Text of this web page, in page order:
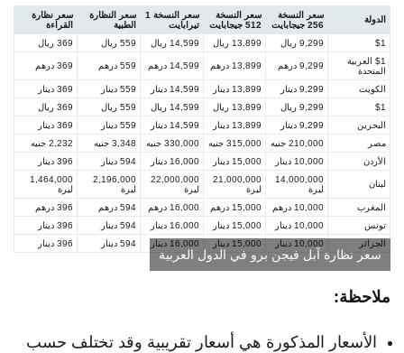
الدولة
سعر النسخة
256 جيجابايت
سعر النسخة
512 جيجابايت
سعر النسخة 1
تيرابايت
سعر النظارة
الطبية
سعر نظارة
القراءة
$1
9,299 ريال 13,899 ريال 14,599 ريال 559 ريال
369 ريال
$1 العربية
المتحدة
9,299 درهم 13,899 درهم 14,599 درهم 559 درهم 369 درهم
الكويت 9,299 دينار 13,899 دينار 14,599 دينار 559 دينار
369 دينار
$1
9,299 ريال 13,899 ريال 14,599 ريال 559 ريال
369 ريال
البحرين
9,299 دينار 13,899 دينار 14,599 دينار 559 دينار
369 دينار
مصر
210,000 جنيه 315,000 جنيه 330,000 جنيه 3,348 جنيه
2,232 جنيه
الأردن
10,000 دينار 15,000 دينار 16,000 دينار 594 دينار 396 دينار
لبنان
14,000,000
ليرة
21,000,000
ليرة
22,000,000
ليرة
2,196,000
ليرة
1,464,000
ليرة
المغرب
10,000 درهم 15,000 درهم 16,000 درهم 594 درهم
396 درهم
تونس
10,000 دينار 15,000 دينار 16,000 دينار 594 دينار
396 دينار
الجزائر
10,000 دينار 15,000 دينار 16,000 دينار 594 دينار 396 دينار
سعر نظارة آبل فيجن برو في الدول العربية
ملاحظة:
الأسعار المذكورة هي أسعار تقريبية وقد تختلف حسب